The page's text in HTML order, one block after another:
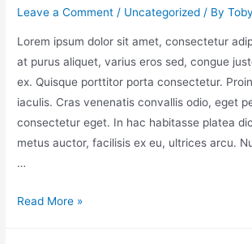
Leave a Comment / Uncategorized / ByToby
Lorem ipsum dolor sit amet, consectetur
at purus aliquet, varius eros sed, congue
ex. Quisque porttitor porta consectetur.
iaculis. Cras venenatis convallis odio, eget
consectetur eget. In hac habitasse platea
metus auctor, facilisis ex eu, ultrices arcu.
…
Read More »